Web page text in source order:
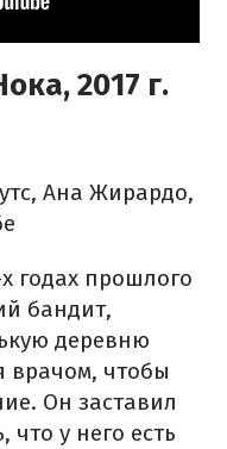
2017 г.
Ана Жирардо,
годах прошлого
бандит,
деревню
врачом, чтобы
Он заставил
у него есть